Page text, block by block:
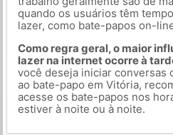
quando os usuários têm
lazer, como bate-papos on-
Como regra geral, o maior
lazer na internet ocorre à
você deseja iniciar conversas
ao bate-papo em Vitória,
acesse os bate-papos nos
estiver à noite ou à noite.